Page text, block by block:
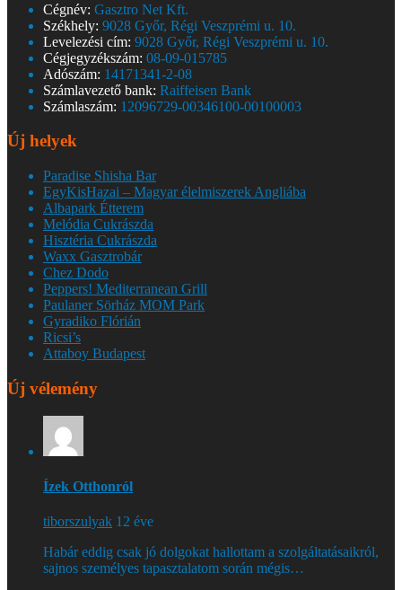
Cégnév: Gasztro Net Kft.
Székhely: 9028 Győr, Régi Veszprémi u. 10.
Levelezési cím: 9028 Győr, Régi Veszprémi u. 10.
Cégjegyzékszám: 08-09-015785
Adószám: 14171341-2-08
Számlavezető bank: Raiffeisen Bank
Számlaszám: 12096729-00346100-00100003
Új helyek
Paradise Shisha Bar
EgyKisHazai – Magyar élelmiszerek Angliába
Albapark Étterem
Melódia Cukrászda
Hisztéria Cukrászda
Waxx Gasztrobár
Chez Dodo
Peppers! Mediterranean Grill
Paulaner Sörház MOM Park
Gyradiko Flórián
Ricsi’s
Attaboy Budapest
Új vélemény
Ízek Otthonról
tiborszulyak 12 éve
Habár eddig csak jó dolgokat hallottam a szolgáltatásaikról,
sajnos személyes tapasztalatom során mégis…